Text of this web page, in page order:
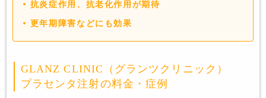
抗炎症作用、抗老化作用が期待
更年期障害などにも効果
GLANZ CLINIC（グランツクリニック）
プラセンタ注射の料金・症例